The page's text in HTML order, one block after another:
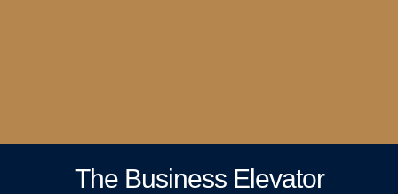
The Business Elevator